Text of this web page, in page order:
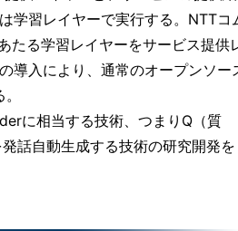
学習レイヤーで実行する。NTTコ
たる学習レイヤーをサービス提供
導入により、通常のオープンソー
に相当する技術、つまりQ（質
話自動生成する技術の研究開発を